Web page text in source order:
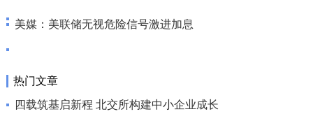
美媒：美联储无视危险信号激进加息
热门文章
四载筑基启新程 北交所构建中小企业成长